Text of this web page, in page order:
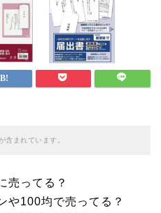
含まれています。
売ってる？
や100均で売ってる？